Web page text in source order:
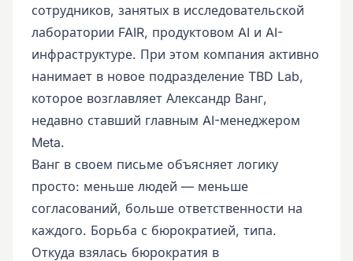
сотрудников, занятых в исследовательской
лаборатории FAIR, продуктовом AI и AI-
инфраструктуре. При этом компания активно
нанимает в новое подразделение TBD Lab,
которое возглавляет Александр Ванг,
недавно ставший главным AI-менеджером
Meta.
Ванг в своем письме объясняет логику
просто: меньше людей — меньше
согласований, больше ответственности на
каждого. Борьба с бюрократией, типа.
Откуда взялась бюрократия в